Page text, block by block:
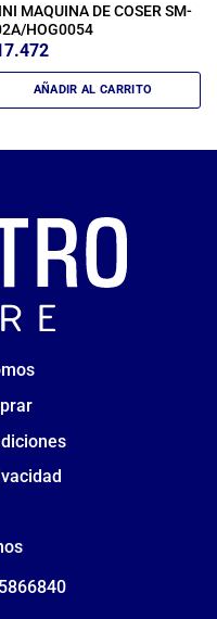
MAQUINA DE COSER SM-
HOG0054
AÑADIR AL CARRITO